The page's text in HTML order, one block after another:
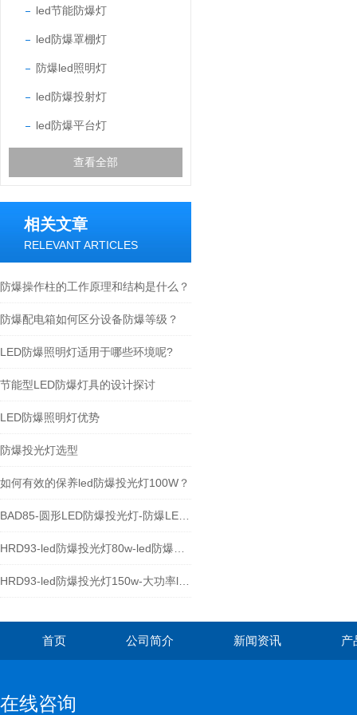
led节能防爆灯
led防爆罩棚灯
防爆led照明灯
led防爆投射灯
led防爆平台灯
查看全部
相关文章
RELEVANT ARTICLES
防爆操作柱的工作原理和结构是什么？
防爆配电箱如何区分设备防爆等级？
LED防爆照明灯适用于哪些环境呢?
节能型LED防爆灯具的设计探讨
LED防爆照明灯优势
防爆投光灯选型
如何有效的保养led防爆投光灯100W？
首页 公司简介 新闻资讯 产
在线咨询